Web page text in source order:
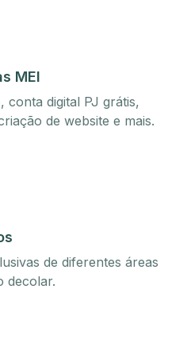
MEI
conta digital PJ grátis,
de website e mais.
de diferentes áreas
decolar.